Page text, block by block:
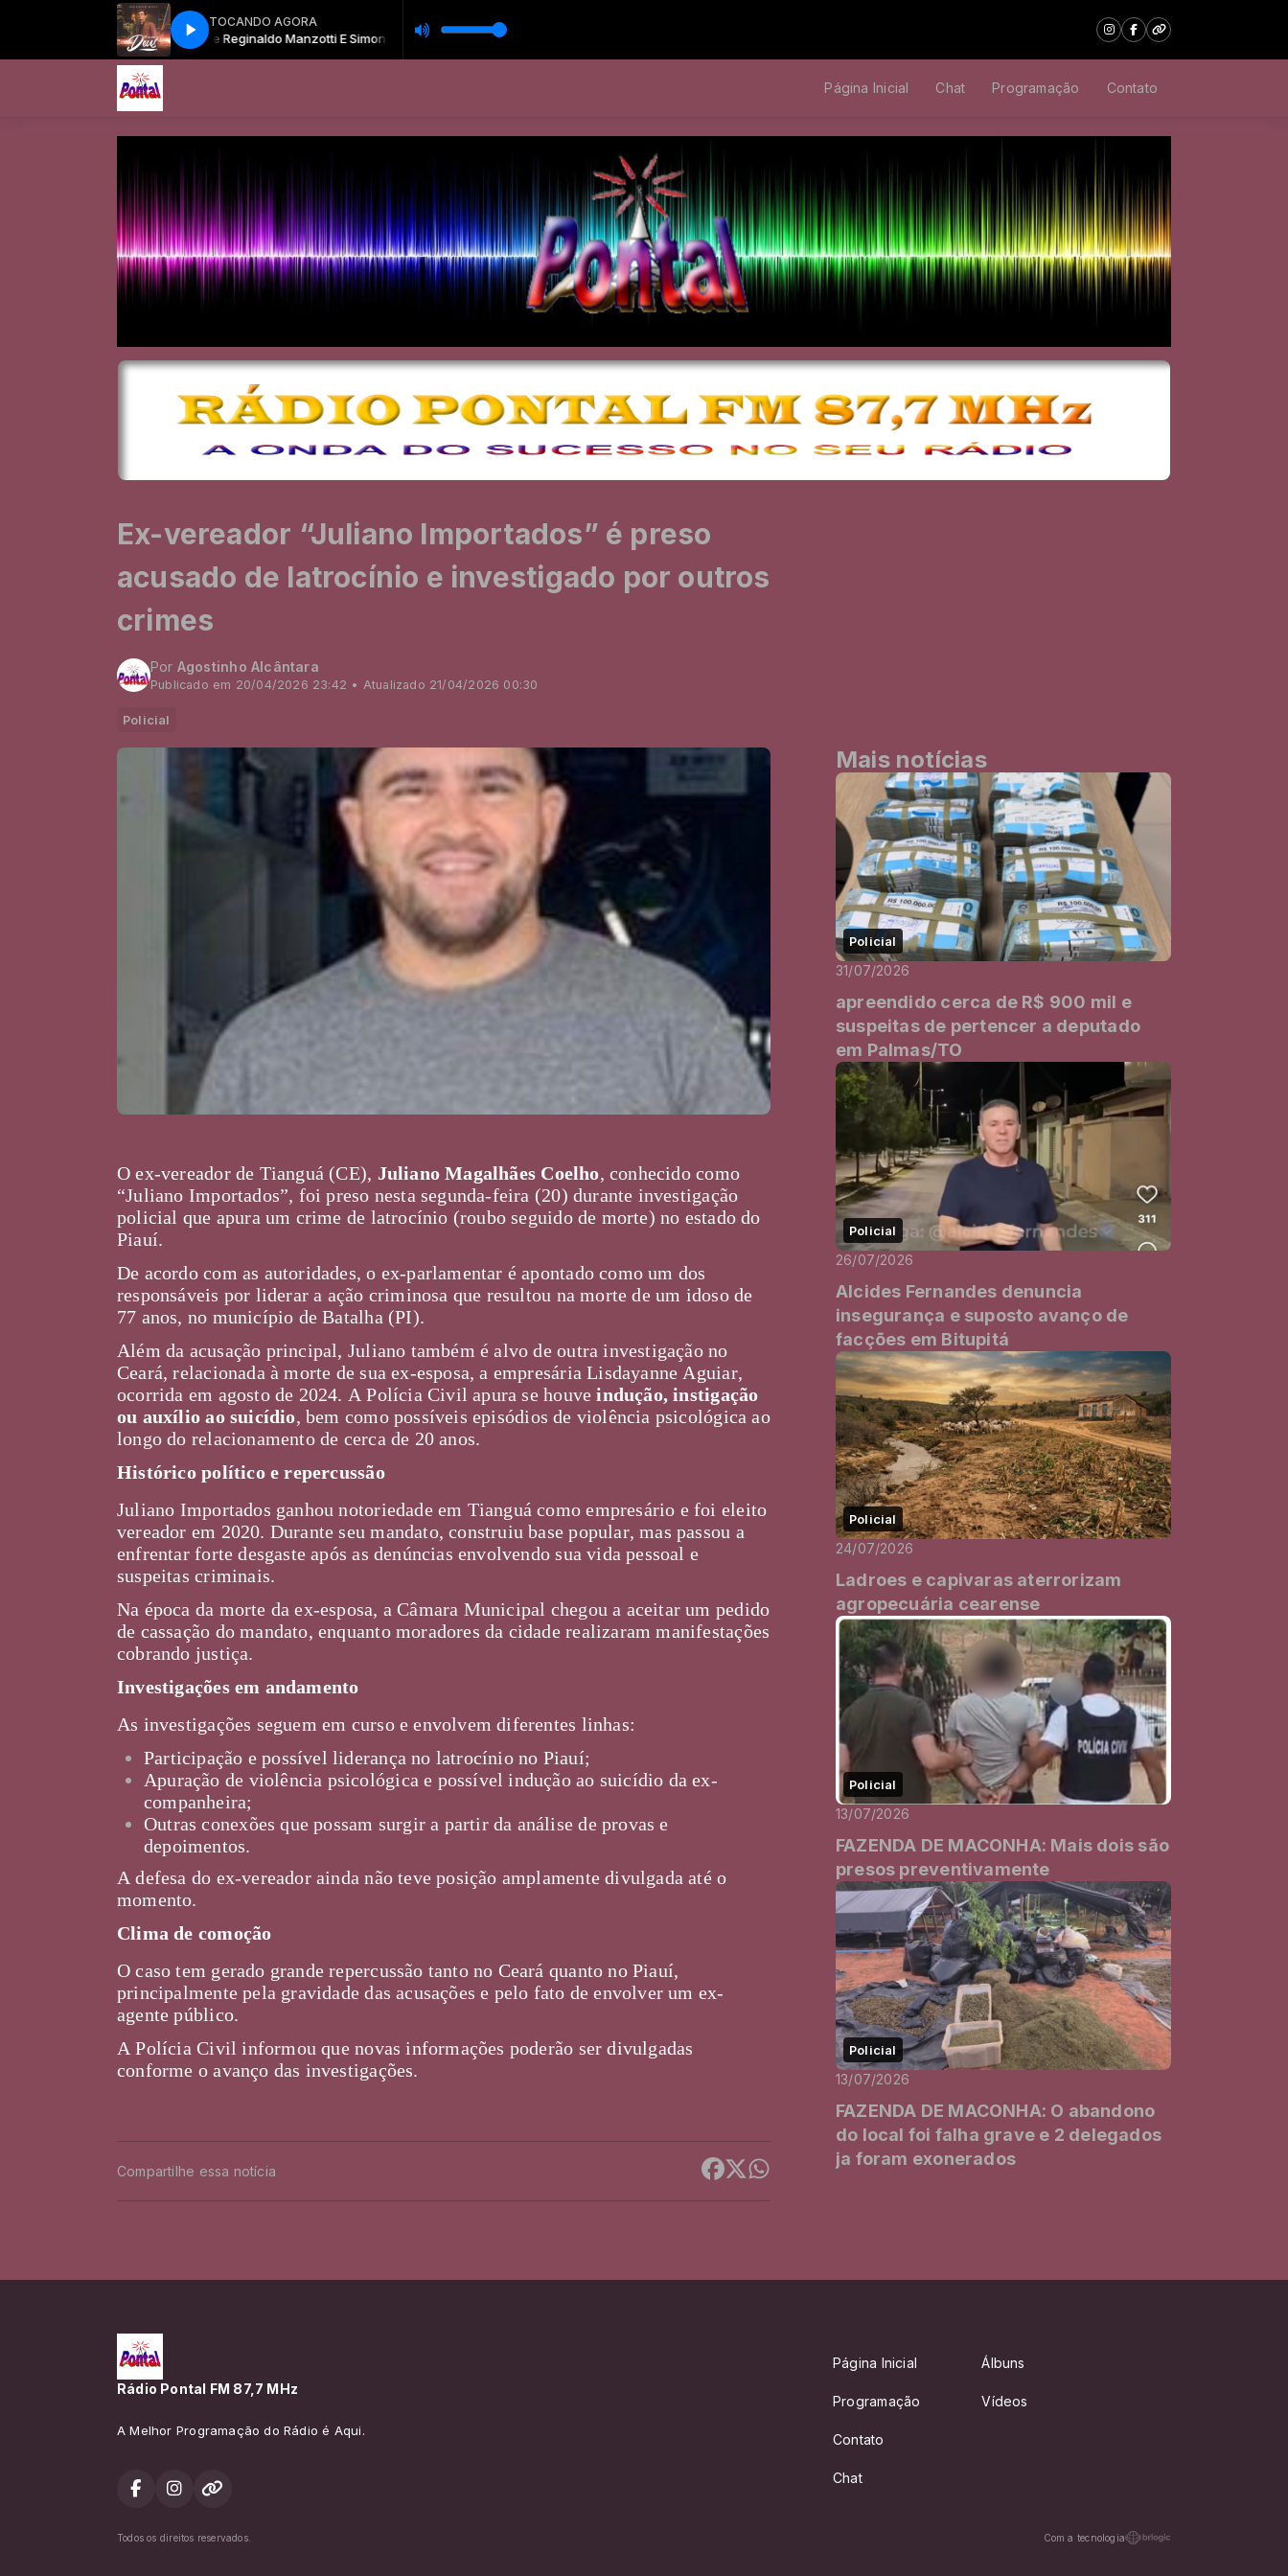
TOCANDO AGORA
Padre Reginaldo Manzotti E Simone & Simaria - Espalhar Amor
Página Inicial Chat Programação Contato
Ex-vereador “Juliano Importados” é preso
acusado de latrocínio e investigado por outros
crimes
Por Agostinho Alcântara
Publicado em 20/04/2026 23:42 • Atualizado 21/04/2026 00:30
Policial
O ex-vereador de Tianguá (CE), Juliano Magalhães Coelho, conhecido como
“Juliano Importados”, foi preso nesta segunda-feira (20) durante investigação
policial que apura um crime de latrocínio (roubo seguido de morte) no estado do
Piauí.
De acordo com as autoridades, o ex-parlamentar é apontado como um dos
responsáveis por liderar a ação criminosa que resultou na morte de um idoso de
77 anos, no município de Batalha (PI).
Além da acusação principal, Juliano também é alvo de outra investigação no
Ceará, relacionada à morte de sua ex-esposa, a empresária Lisdayanne Aguiar,
ocorrida em agosto de 2024. A Polícia Civil apura se houveindução, instigação
ou auxílio ao suicídio, bem como possíveis episódios de violência psicológica ao
longo do relacionamento de cerca de 20 anos.
Histórico político e repercussão
Juliano Importados ganhou notoriedade em Tianguá como empresário e foi eleito
vereador em 2020. Durante seu mandato, construiu base popular, mas passou a
enfrentar forte desgaste após as denúncias envolvendo sua vida pessoal e
suspeitas criminais.
Na época da morte da ex-esposa, a Câmara Municipal chegou a aceitar um pedido
de cassação do mandato, enquanto moradores da cidade realizaram manifestações
cobrando justiça.
Investigações em andamento
As investigações seguem em curso e envolvem diferentes linhas:
Participação e possível liderança no latrocínio no Piauí;
Apuração de violência psicológica e possível indução ao suicídio da ex-
companheira;
Outras conexões que possam surgir a partir da análise de provas e
depoimentos.
A defesa do ex-vereador ainda não teve posição amplamente divulgada até o
momento.
Clima de comoção
O caso tem gerado grande repercussão tanto no Ceará quanto no Piauí,
principalmente pela gravidade das acusações e pelo fato de envolver um ex-
agente público.
A Polícia Civil informou que novas informações poderão ser divulgadas
conforme o avanço das investigações.
Compartilhe essa notícia
Mais notícias
Policial
31/07/2026
apreendido cerca de R$ 900 mil e
suspeitas de pertencer a deputado
em Palmas/TO
Policial
26/07/2026
Alcides Fernandes denuncia
insegurança e suposto avanço de
facções em Bitupitá
Policial
24/07/2026
Ladroes e capivaras aterrorizam
agropecuária cearense
Policial
13/07/2026
FAZENDA DE MACONHA: Mais dois são
presos preventivamente
Policial
13/07/2026
FAZENDA DE MACONHA: O abandono
do local foi falha grave e 2 delegados
ja foram exonerados
Rádio Pontal FM 87,7 MHz
A Melhor Programação do Rádio é Aqui.
Página Inicial
Programação
Contato
Chat
Álbuns
Vídeos
Todos os direitos reservados. Com a tecnologia